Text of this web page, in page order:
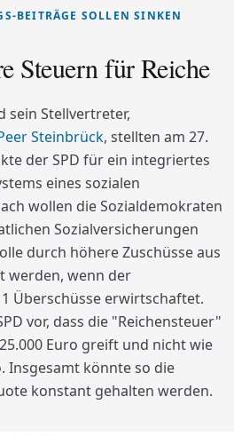
BEITRÄGE SOLLEN SINKEN
Steuern für Reiche
sein Stellvertreter,
Steinbrück, stellten am 27.
der SPD für ein integriertes
eines sozialen
wollen die Sozialdemokraten
Sozialversicherungen
durch höhere Zuschüsse aus
werden, wenn der
Überschüsse erwirtschaftet.
vor, dass die "Reichensteuer"
Euro greift und nicht wie
Insgesamt könnte so die
konstant gehalten werden.